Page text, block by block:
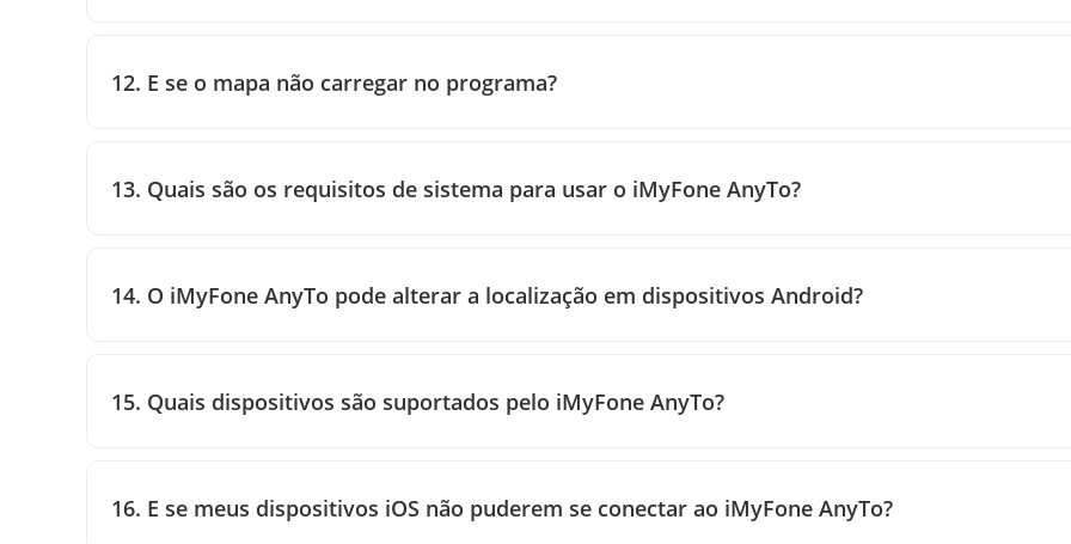
12. E se o mapa não carregar no programa?
13. Quais são os requisitos de sistema para usar o iMyFone AnyTo?
14. O iMyFone AnyTo pode alterar a localização em dispositivos Android?
15. Quais dispositivos são suportados pelo iMyFone AnyTo?
16. E se meus dispositivos iOS não puderem se conectar ao iMyFone AnyTo?